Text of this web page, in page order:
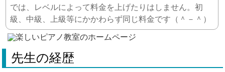
では、レベルによって料金を上げたりはしません。初
級、中級、上級等にかかわらず同じ料金です（＾－＾）
先生の経歴